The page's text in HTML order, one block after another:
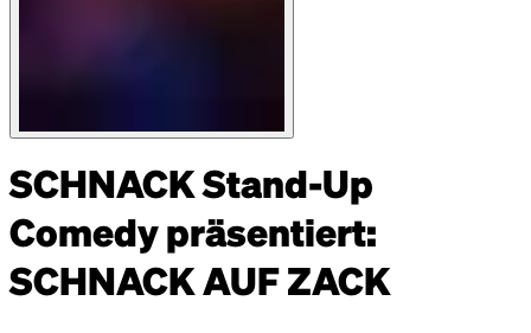
SCHNACK Stand-Up
Comedy präsentiert:
SCHNACK AUF ZACK